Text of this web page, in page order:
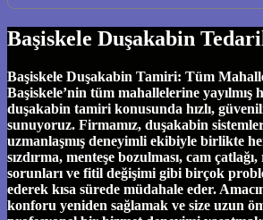
Başiskele Duşakabin
Başiskele Duşakabin Tamiri: Tüm
Başiskele’nin tüm mahallelerine yayılmış
duşakabin tamiri konusunda hızlı,
sunuyoruz. Firmamız, duşakabin
uzmanlaşmış deneyimli ekibiyle birlikte
sızdırma, menteşe bozulması, cam
sorunları ve fitil değişimi gibi birçok
ederek kısa sürede müdahale eder.
konforu yeniden sağlamak ve size uzun